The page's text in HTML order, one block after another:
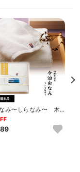
み〜しらなみ〜 木
バスタオル1P・ハン